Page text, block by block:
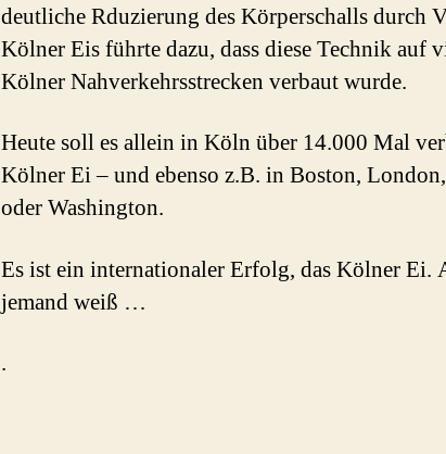
deutliche Rduzierung des Körperschalls durch
Kölner Eis führte dazu, dass diese Technik auf
Kölner Nahverkehrsstrecken verbaut wurde.
Heute soll es allein in Köln über 14.000 Mal
Kölner Ei – und ebenso z.B. in Boston,
oder Washington.
Es ist ein internationaler Erfolg, das Kölner Ei.
jemand weiß …
.